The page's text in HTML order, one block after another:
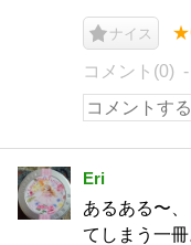
ナイス
コメント(0)
Eri
あるある〜
てしまう一